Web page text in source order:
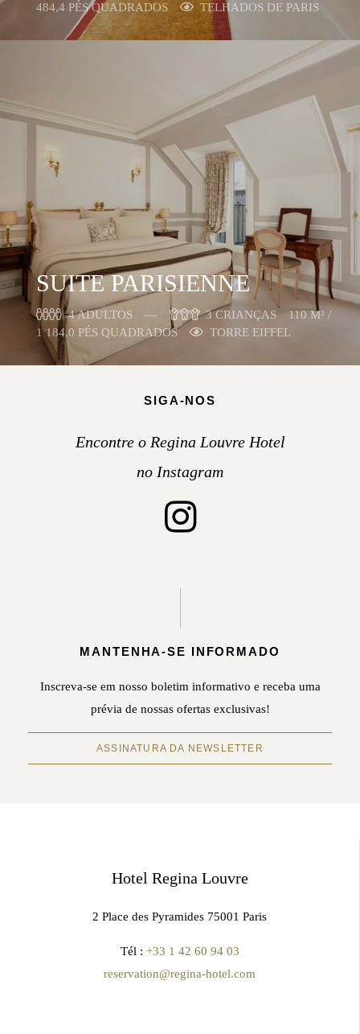
484,4 PÉS QUADRADOS
TELHADOS DE PARIS
SUITE PARISIENNE
4 ADULTOS 3 CRIANÇAS
110 M² /
1 184,0 PÉS QUADRADOS
TORRE EIFFEL
SIGA-NOS
Encontre o Regina Louvre Hotel
no Instagram
MANTENHA-SE INFORMADO
Inscreva-se em nosso boletim informativo e receba uma
prévia de nossas ofertas exclusivas!
ASSINATURA DA NEWSLETTER
Hotel Regina Louvre
2 Place des Pyramides 75001 Paris
Tél : +33 1 42 60 94 03
reservation@regina-hotel.com